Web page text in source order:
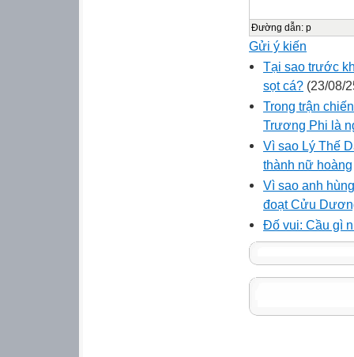
Đường dẫn: p
Gửi ý kiến
Tại sao trước
sọt cá? (23/08/
Trong trận
Trương Phi là
Vì sao Lý Thế
thành nữ hoàng
Vì sao anh
đoạt Cửu
Đố vui: Cầu gì